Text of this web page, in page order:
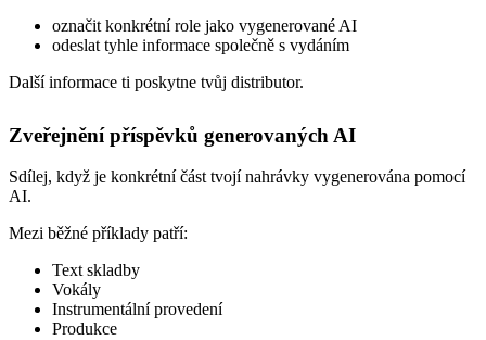
označit konkrétní role jako vygenerované AI
odeslat tyhle informace společně s vydáním
Další informace ti poskytne tvůj distributor.
Zveřejnění příspěvků generovaných AI
Sdílej, když je konkrétní část tvojí nahrávky vygenerována pomocí
AI.
Mezi běžné příklady patří:
Text skladby
Vokály
Instrumentální provedení
Produkce